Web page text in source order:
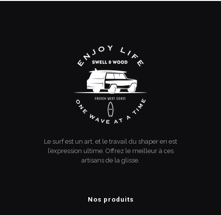
Le surf est un art, et le travail du shaper en est
l’expression ultime. Offrez le meilleur à ces
artisans de la glisse.
Nos produits